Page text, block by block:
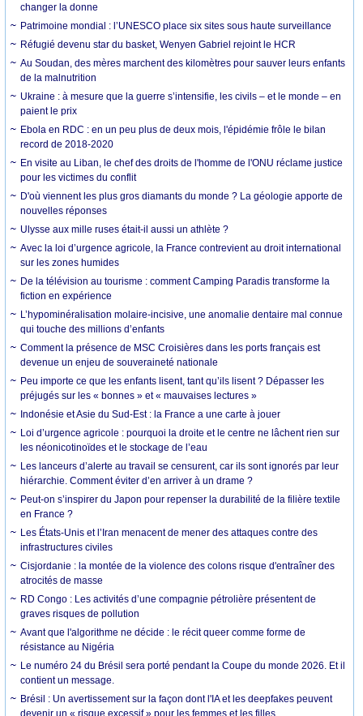
changer la donne
Patrimoine mondial : l’UNESCO place six sites sous haute surveillance
Réfugié devenu star du basket, Wenyen Gabriel rejoint le HCR
Au Soudan, des mères marchent des kilomètres pour sauver leurs enfants
de la malnutrition
Ukraine : à mesure que la guerre s’intensifie, les civils – et le monde – en
paient le prix
Ebola en RDC : en un peu plus de deux mois, l'épidémie frôle le bilan
record de 2018-2020
En visite au Liban, le chef des droits de l'homme de l'ONU réclame justice
pour les victimes du conflit
D'où viennent les plus gros diamants du monde ? La géologie apporte de
nouvelles réponses
Ulysse aux mille ruses était-il aussi un athlète ?
Avec la loi d’urgence agricole, la France contrevient au droit international
sur les zones humides
De la télévision au tourisme : comment Camping Paradis transforme la
fiction en expérience
L’hypominéralisation molaire-incisive, une anomalie dentaire mal connue
qui touche des millions d’enfants
Comment la présence de MSC Croisières dans les ports français est
devenue un enjeu de souveraineté nationale
Peu importe ce que les enfants lisent, tant qu’ils lisent ? Dépasser les
préjugés sur les « bonnes » et « mauvaises lectures »
Indonésie et Asie du Sud-Est : la France a une carte à jouer
Loi d’urgence agricole : pourquoi la droite et le centre ne lâchent rien sur
les néonicotinoïdes et le stockage de l’eau
Les lanceurs d’alerte au travail se censurent, car ils sont ignorés par leur
hiérarchie. Comment éviter d’en arriver à un drame ?
Peut-on s’inspirer du Japon pour repenser la durabilité de la filière textile
en France ?
Les États-Unis et l’Iran menacent de mener des attaques contre des
infrastructures civiles
Cisjordanie : la montée de la violence des colons risque d'entraîner des
atrocités de masse
RD Congo : Les activités d’une compagnie pétrolière présentent de
graves risques de pollution
Avant que l'algorithme ne décide : le récit queer comme forme de
résistance au Nigéria
Le numéro 24 du Brésil sera porté pendant la Coupe du monde 2026. Et il
contient un message.
Brésil : Un avertissement sur la façon dont l'IA et les deepfakes peuvent
devenir un « risque excessif » pour les femmes et les filles